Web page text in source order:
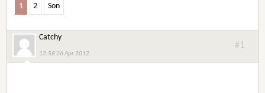
1 2 Son
Catchy
12:58 26 Apr 2012
#1